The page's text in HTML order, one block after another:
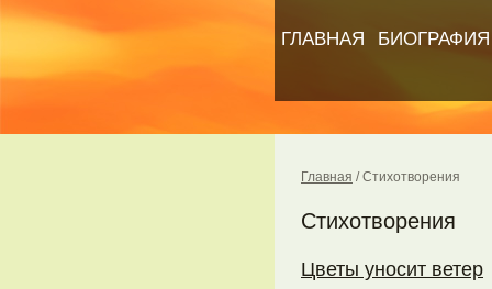
ГЛАВНАЯ БИОГРАФИЯ
Главная /Стихотворения
Стихотворения
Цветы уносит ветер